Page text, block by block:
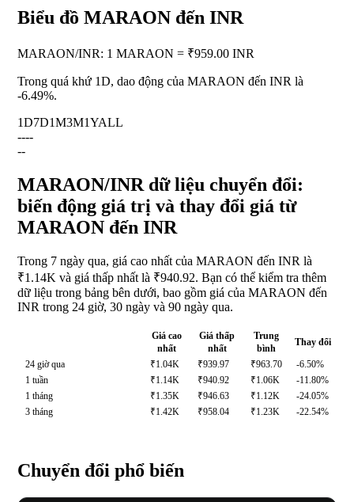
Biểu đồ MARAON đến INR
MARAON/INR: 1 MARAON = ₹959.00 INR
Trong quá khứ 1D, dao động của MARAON đến INR là
-6.49%.
1D7D1M3M1YALL
----
--
MARAON/INR dữ liệu chuyển đổi:
biến động giá trị và thay đổi giá từ
MARAON đến INR
Trong 7 ngày qua, giá cao nhất của MARAON đến INR là
₹1.14K và giá thấp nhất là ₹940.92. Bạn có thể kiểm tra thêm
dữ liệu trong bảng bên dưới, bao gồm giá của MARAON đến
INR trong 24 giờ, 30 ngày và 90 ngày qua.
Giá cao
nhất
Giá thấp
nhất
Trung
bình
Thay đổi
24 giờ qua
₹1.04K ₹939.97 ₹963.70
-6.50%
1 tuần
₹1.14K ₹940.92 ₹1.06K
-11.80%
1 tháng
₹1.35K ₹946.63 ₹1.12K
-24.05%
3 tháng
₹1.42K ₹958.04 ₹1.23K -22.54%
Chuyển đổi phổ biến